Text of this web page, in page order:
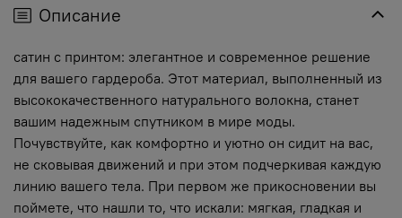
Описание
сатин с принтом: элегантное и современное решение
для вашего гардероба. Этот материал, выполненный из
высококачественного натурального волокна, станет
вашим надежным спутником в мире моды.
Почувствуйте, как комфортно и уютно он сидит на вас,
не сковывая движений и при этом подчеркивая каждую
линию вашего тела. При первом же прикосновении вы
поймете, что нашли то, что искали: мягкая, гладкая и